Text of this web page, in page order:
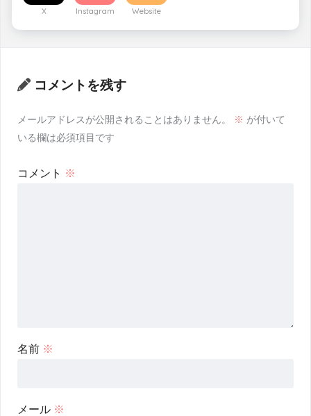
X Instagram Website
コメントを残す
メールアドレスが公開されることはありません。 ※ が付いて
いる欄は必須項目です
コメント ※
名前 ※
メール ※